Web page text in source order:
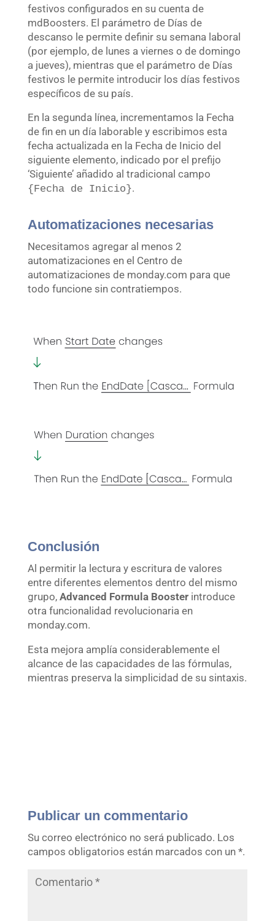
festivos configurados en su cuenta de
mdBoosters. El parámetro de Días de
descanso le permite definir su semana laboral
(por ejemplo, de lunes a viernes o de domingo
a jueves), mientras que el parámetro de Días
festivos le permite introducir los días festivos
específicos de su país.
En la segunda línea, incrementamos la Fecha
de fin en un día laborable y escribimos esta
fecha actualizada en la Fecha de Inicio del
siguiente elemento, indicado por el prefijo
‘Siguiente’ añadido al tradicional campo
{Fecha de Inicio}.
Automatizaciones necesarias
Necesitamos agregar al menos 2
automatizaciones en el Centro de
automatizaciones de monday.com para que
todo funcione sin contratiempos.
Conclusión
Al permitir la lectura y escritura de valores
entre diferentes elementos dentro del mismo
grupo, Advanced Formula Boosterintroduce
otra funcionalidad revolucionaria en
monday.com.
Esta mejora amplía considerablemente el
alcance de las capacidades de las fórmulas,
mientras preserva la simplicidad de su sintaxis.
Publicar un commentario
Su correo electrónico no será publicado. Los
campos obligatorios están marcados con un *.